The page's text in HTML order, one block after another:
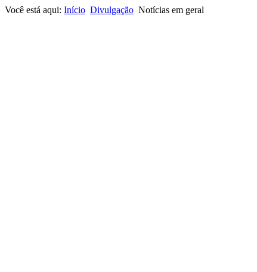
Você está aqui: Início Divulgação Notícias em geral